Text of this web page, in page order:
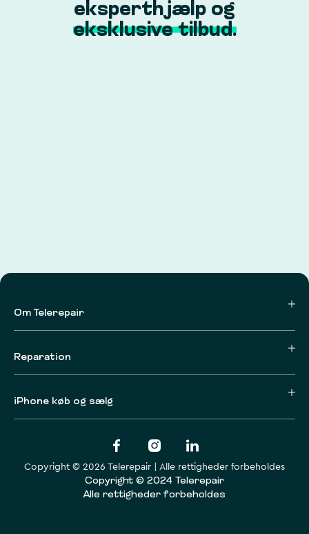
eksperthjælp og
eksklusive tilbud.
Om Telerepair
Reparation
iPhone køb og sælg
Copyright © 2026 Telerepair | Alle rettigheder forbeholdes
Copyright © 2024 Telerepair
Alle rettigheder forbeholdes